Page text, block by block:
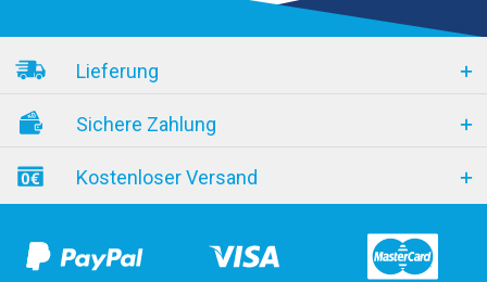
Lieferung
Sichere Zahlung
Kostenloser Versand